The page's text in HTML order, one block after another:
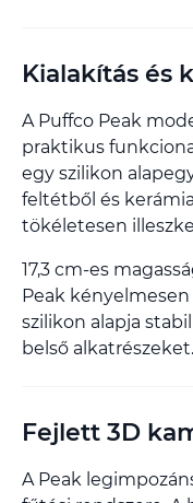
Kialakítás és
A Puffco Peak
praktikus
egy szilikon
feltétből és
tökéletesen
17,3 cm-es
Peak
szilikon alapja
belső alkatrészeket.
Fejlett 3D
A Peak